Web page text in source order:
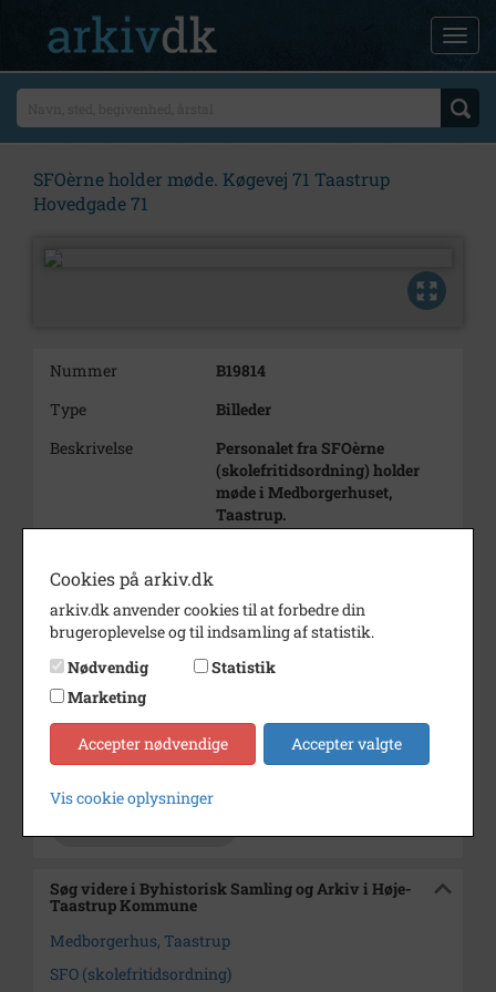
SFOèrne holder møde. Køgevej 71 Taastrup
Hovedgade 71
Nummer
B19814
Type
Billeder
Beskrivelse
Personalet fra SFOèrne
(skolefritidsordning) holder
møde i Medborgerhuset,
Taastrup.
Køgevej 71
Dateringsnote
4. Oktober 1996
Fotograf
Michael Wimmelmann.
Arkiv
Byhistorisk Samling og Arkiv i
Søg videre i Byhistorisk Samling og Arkiv i Høje-
Taastrup Kommune
Medborgerhus, Taastrup
SFO (skolefritidsordning)
Cookies på arkiv.dk
arkiv.dk anvender cookies til at forbedre din
brugeroplevelse og til indsamling af statistik.
Nødvendig
Statistik
Marketing
Accepter nødvendige Accepter valgte
Vis cookie oplysninger